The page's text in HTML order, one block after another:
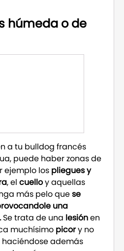
húmeda o de
a tu bulldog francés
puede haber zonas de
ejemplo los pliegues y
, el cuelloy aquellas
más pelo quese
una
Se trata de una lesiónen
muchísimo picory no
además